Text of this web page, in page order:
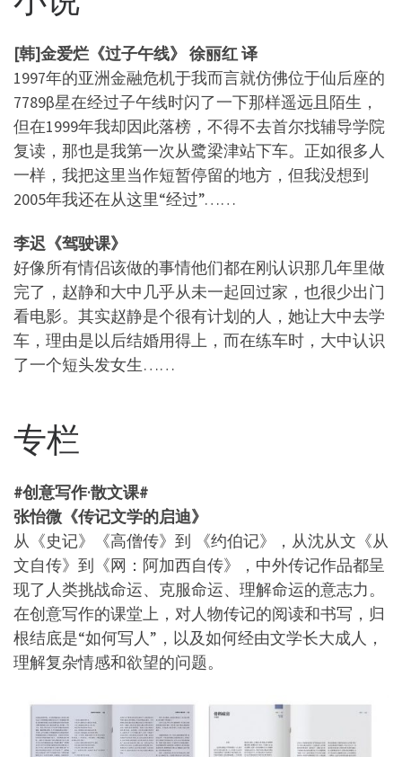
[韩]金爱烂《过子午线》 徐丽红 译
1997年的亚洲金融危机于我而言就仿佛位于仙后座的
7789β星在经过子午线时闪了一下那样遥远且陌生，
但在1999年我却因此落榜，不得不去首尔找辅导学院
复读，那也是我第一次从鹭梁津站下车。正如很多人
一样，我把这里当作短暂停留的地方，但我没想到
2005年我还在从这里“经过”……
李迟《驾驶课》
好像所有情侣该做的事情他们都在刚认识那几年里做
完了，赵静和大中几乎从未一起回过家，也很少出门
看电影。其实赵静是个很有计划的人，她让大中去学
车，理由是以后结婚用得上，而在练车时，大中认识
了一个短头发女生……
专栏
#创意写作·散文课#
张怡微《传记文学的启迪》
从《史记》《高僧传》到 《约伯记》，从沈从文《从
文自传》到《网：阿加西自传》，中外传记作品都呈
现了人类挑战命运、克服命运、理解命运的意志力。
在创意写作的课堂上，对人物传记的阅读和书写，归
根结底是“如何写人”，以及如何经由文学长大成人，
理解复杂情感和欲望的问题。